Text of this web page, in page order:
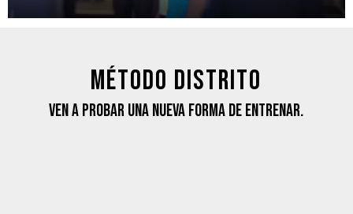
MÉTODO DISTRITO
Ven a probar una nueva forma de entrenar.